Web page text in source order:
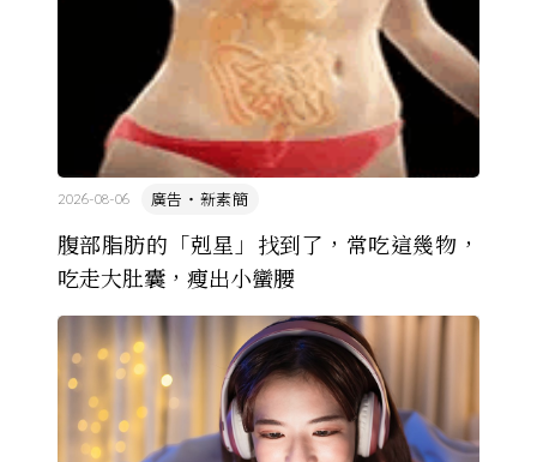
腹部脂肪的「剋星」找到了，常吃這幾物，
吃走大肚囊，瘦出小蠻腰
廣告・新素簡
2026-08-06